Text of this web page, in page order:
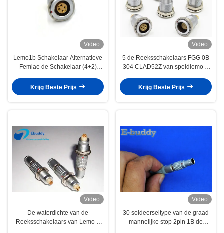
Video
Lemo1b Schakelaar Alternatieve
Femlae de Schakelaar (4+2)
Speldlemo
Krijg Beste Prijs
Video
5 de Reeksschakelaars FGG 0B
304 CLAD52Z van speldlemo B
305 CLL
Krijg Beste Prijs
Video
De waterdichte van de
Reeksschakelaars van Lemo B
Video
30 soldeerseltype van de graad
mannelijke stop 2pin 1B de